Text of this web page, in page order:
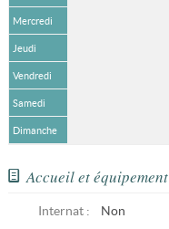
Mercredi
Jeudi
Vendredi
Samedi
Dimanche
Accueil et équipement
Internat :
Non